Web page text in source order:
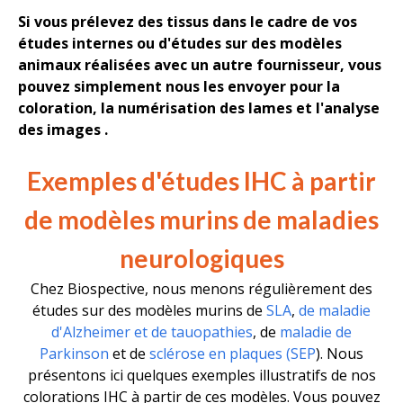
Si vous prélevez des tissus dans le cadre de vos
études internes ou d'études sur des modèles
animaux réalisées avec un autre fournisseur, vous
pouvez simplement nous les envoyer pour la
coloration, la numérisation des lames et l'analyse
des images .
Exemples d'études IHC à partir
de modèles murins de maladies
neurologiques
Chez Biospective, nous menons régulièrement des
études sur des modèles murins de SLA, de maladie
d'Alzheimer et de tauopathies, de maladie de
Parkinson et de sclérose en plaques (SEP). Nous
présentons ici quelques exemples illustratifs de nos
colorations IHC à partir de ces modèles. Vous pouvez